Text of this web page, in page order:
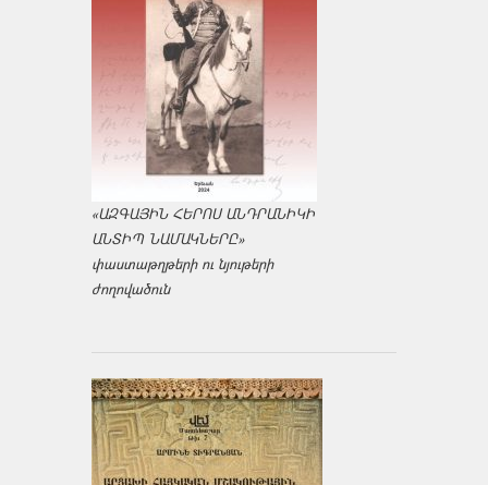
«ԱԶԳԱՅԻՆ ՀԵՐՈՍ ԱՆԴՐԱՆԻԿԻ
ԱՆՏԻՊ ՆԱՄԱԿՆԵՐԸ»
փաստաթղթերի ու նյութերի
ժողովածուն